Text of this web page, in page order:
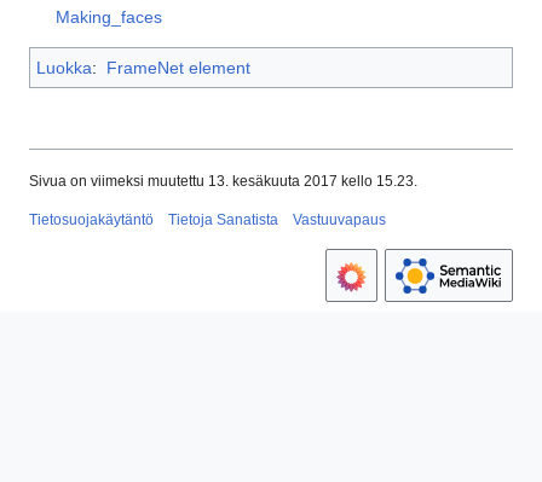
Making_faces
Luokka: FrameNet element
Sivua on viimeksi muutettu 13. kesäkuuta 2017 kello 15.23.
Tietosuojakäytäntö Tietoja Sanatista Vastuuvapaus